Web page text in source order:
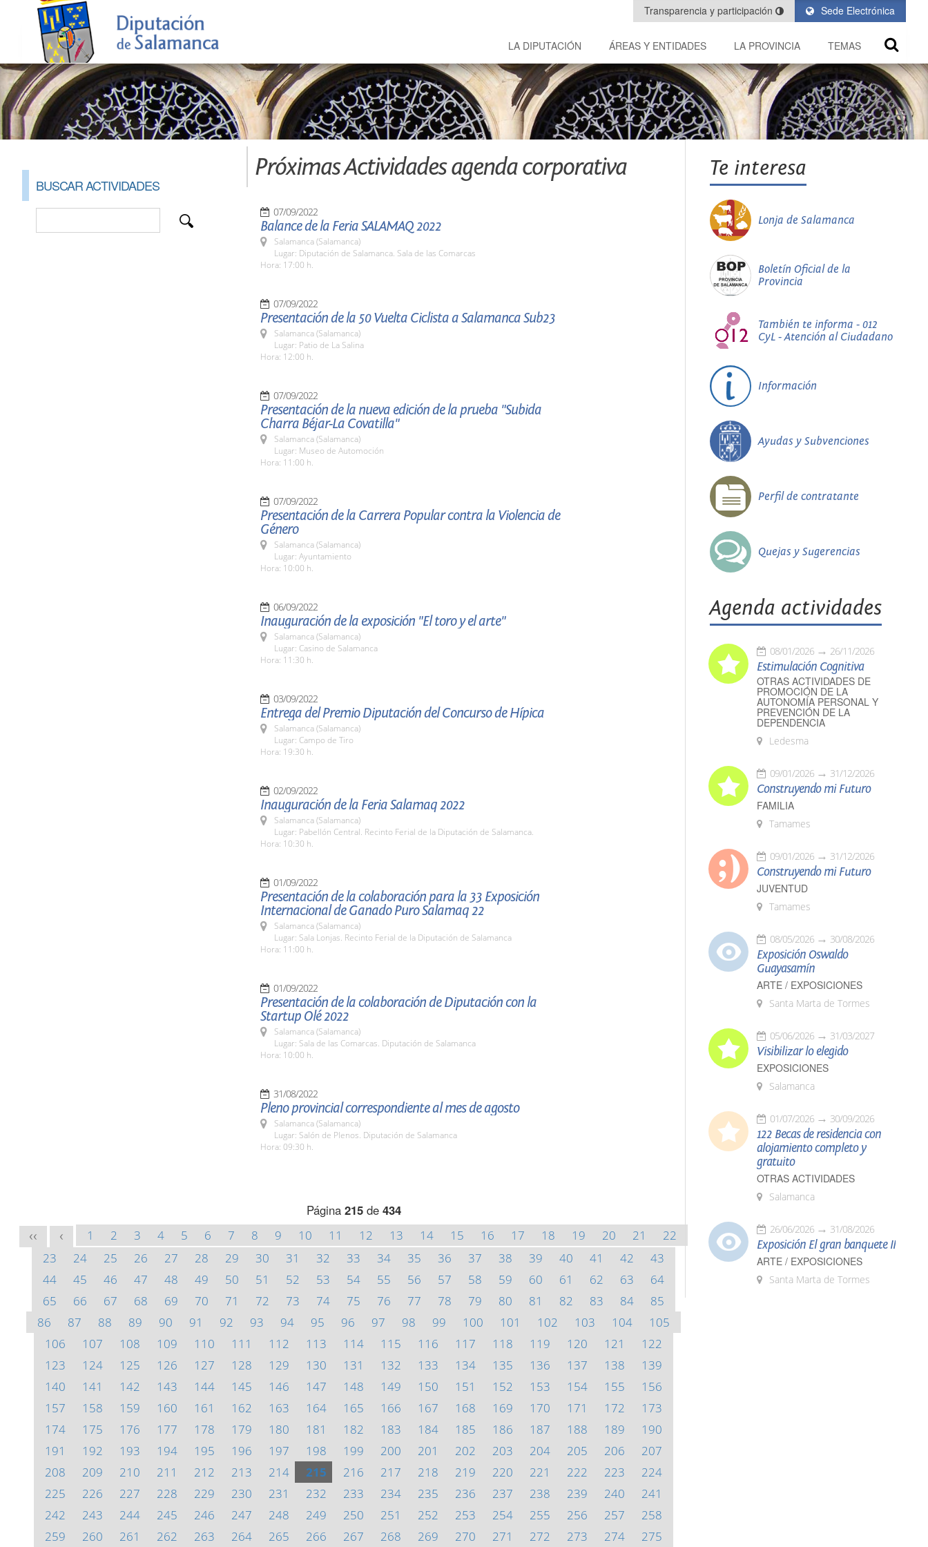
Sede Electrónica
Transparencia y participación
LA DIPUTACIÓN ÁREAS Y ENTIDADES LA PROVINCIA TEMAS
BUSCAR ACTIVIDADES
Próximas Actividades agenda corporativa
07/09/2022
Balance de la Feria SALAMAQ 2022
Salamanca (Salamanca)
Lugar: Diputación de Salamanca. Sala de las Comarcas
Hora: 17:00 h.
07/09/2022
Presentación de la 50 Vuelta Ciclista a Salamanca Sub23
Salamanca (Salamanca)
Lugar: Patio de La Salina
Hora: 12:00 h.
07/09/2022
Presentación de la nueva edición de la prueba "Subida
Charra Béjar-La Covatilla"
Salamanca (Salamanca)
Lugar: Museo de Automoción
Hora: 11:00 h.
07/09/2022
Presentación de la Carrera Popular contra la Violencia de
Género
Salamanca (Salamanca)
Lugar: Ayuntamiento
Hora: 10:00 h.
06/09/2022
Inauguración de la exposición "El toro y el arte"
Salamanca (Salamanca)
Lugar: Casino de Salamanca
Hora: 11:30 h.
03/09/2022
Entrega del Premio Diputación del Concurso de Hípica
Salamanca (Salamanca)
Lugar: Campo de Tiro
Hora: 19:30 h.
02/09/2022
Inauguración de la Feria Salamaq 2022
Salamanca (Salamanca)
Lugar: Pabellón Central. Recinto Ferial de la Diputación de Salamanca.
Hora: 10:30 h.
01/09/2022
Presentación de la colaboración para la 33 Exposición
Internacional de Ganado Puro Salamaq 22
Salamanca (Salamanca)
Lugar: Sala Lonjas. Recinto Ferial de la Diputación de Salamanca
Hora: 11:00 h.
01/09/2022
Presentación de la colaboración de Diputación con la
Startup Olé 2022
Salamanca (Salamanca)
Lugar: Sala de las Comarcas. Diputación de Salamanca
Hora: 10:00 h.
31/08/2022
Pleno provincial correspondiente al mes de agosto
Salamanca (Salamanca)
Lugar: Salón de Plenos. Diputación de Salamanca
Hora: 09:30 h.
Página 215de 434
<< < 1 2 3 4 5 6 7 8 9 10 11 12 13 14 15 16 17 18 19 20 21
22
23
24 25 26 27 28 29 30 31 32 33 34 35 36 37 38 39 40 41 42
43
44
45 46 47 48 49 50 51 52 53 54 55 56 57 58 59 60 61 62 63
64
65
66 67 68 69 70 71 72 73 74 75 76 77 78 79 80 81 82 83 84
85
86
87 88 89 90 91 92 93 94 95 96 97 98 99 100 101 102 103 104
105
106
107 108 109 110 111 112 113 114 115 116 117 118 119 120 121
122
123
124 125 126 127 128 129 130 131 132 133 134 135 136 137 138
139
140
141 142 143 144 145 146 147 148 149 150 151 152 153 154 155
156
157
158 159 160 161 162 163 164 165 166 167 168 169 170 171 172
173
174
175 176 177 178 179 180 181 182 183 184 185 186 187 188 189
190
191
192 193 194 195 196 197 198 199 200 201 202 203 204 205 206
207
208
209 210 211 212 213 214 215 216 217 218 219 220 221 222 223
224
225
226 227 228 229 230 231 232 233 234 235 236 237 238 239 240
241
242
243 244 245 246 247 248 249 250 251 252 253 254 255 256 257
258
259
260 261 262 263 264 265 266 267 268 269 270 271 272 273 274 275
Te interesa
Lonja de Salamanca
Boletín Oficial de la
Provincia
También te informa - 012
CyL - Atención al Ciudadano
Información
Ayudas y Subvenciones
Perfil de contratante
Quejas y Sugerencias
Agenda actividades
08/01/2026 26/11/2026
Estimulación Cognitiva
OTRAS ACTIVIDADES DE
PROMOCIÓN DE LA
AUTONOMÍA PERSONAL Y
PREVENCIÓN DE LA
DEPENDENCIA
Ledesma
09/01/2026 31/12/2026
Construyendo mi Futuro
FAMILIA
Tamames
09/01/2026 31/12/2026
Construyendo mi Futuro
JUVENTUD
Tamames
08/05/2026 30/08/2026
Exposición Oswaldo
Guayasamín
ARTE / EXPOSICIONES
Santa Marta de Tormes
05/06/2026 31/03/2027
Visibilizar lo elegido
EXPOSICIONES
Salamanca
01/07/2026 30/09/2026
122 Becas de residencia con
alojamiento completo y
gratuito
OTRAS ACTIVIDADES
Salamanca
26/06/2026 31/08/2026
Exposición El gran banquete II
ARTE / EXPOSICIONES
Santa Marta de Tormes